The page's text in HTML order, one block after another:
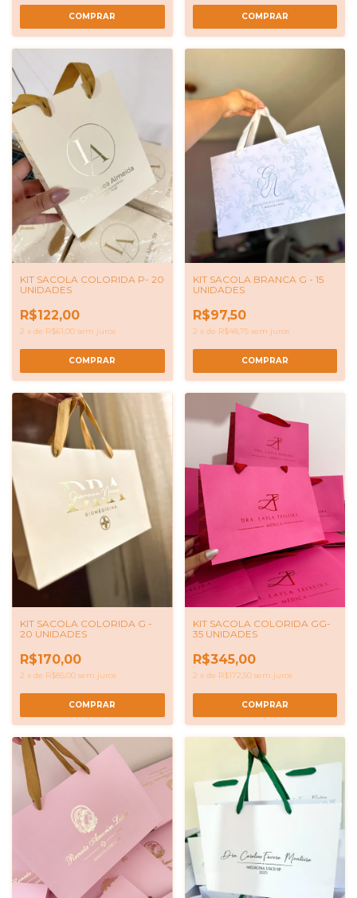
COMPRAR COMPRAR
KIT SACOLA COLORIDA P- 20
UNIDADES
R$122,00
2 x de R$61,00 sem juros
COMPRAR
KIT SACOLA BRANCA G - 15
UNIDADES
R$97,50
2 x de R$48,75 sem juros
COMPRAR
KIT SACOLA COLORIDA G -
20 UNIDADES
R$170,00
2 x de R$85,00 sem juros
COMPRAR
KIT SACOLA COLORIDA GG-
35 UNIDADES
R$345,00
2 x de R$172,50 sem juros
COMPRAR